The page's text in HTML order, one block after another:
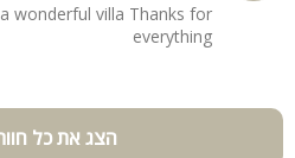
wonderful villa Thanks for
everything
הצג את כל